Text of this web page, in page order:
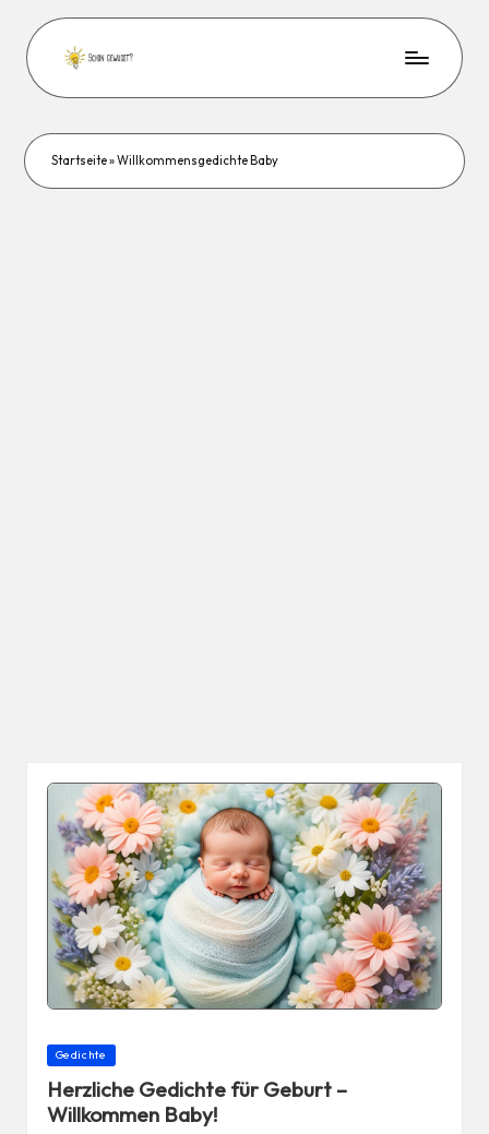
Startseite»Willkommensgedichte Baby
Posted
Gedichte
Herzliche Gedichte für Geburt –
Willkommen Baby!